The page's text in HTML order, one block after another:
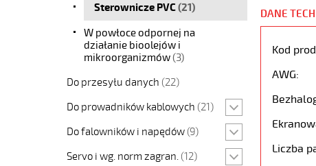
Sterownicze PVC(21)
W powłoce odpornej na
działanie bioolejów i
mikroorganizmów(3)
Do przesyłu danych (22)
Do prowadników kablowych (21)
Do falowników i napędów (9)
Servo i wg. norm zagran. (12)
DANE
Kod
AWG:
Liczba